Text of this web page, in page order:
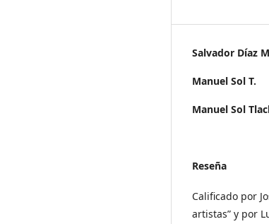
Salvador Díaz
Manuel Sol T.
Manuel Sol
Reseña
Calificado por
artistas” y por